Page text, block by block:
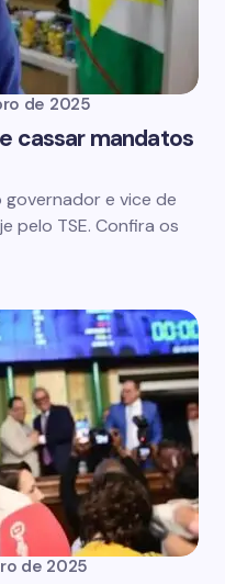
de 2025
cassar mandatos
e vice de
pelo TSE. Confira os
de 2025